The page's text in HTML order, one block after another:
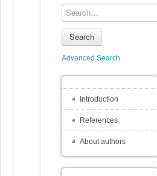
Search
Advanced Search
Introduction
References
About authors